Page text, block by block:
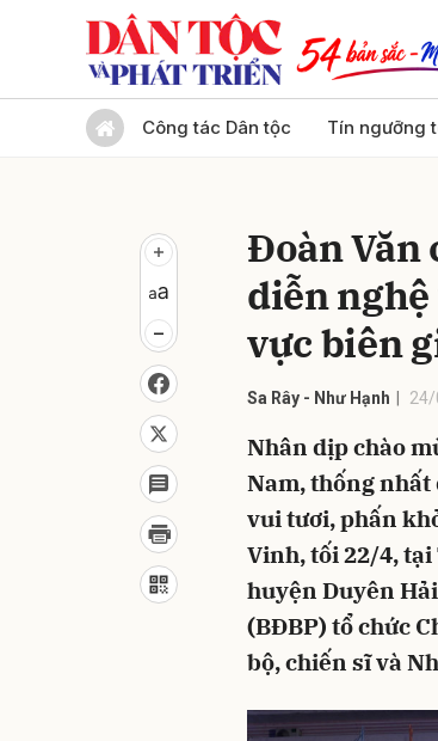
Công tác Dân tộc Tín ngưỡng
Đoàn Văn
diễn
vực biên
Sa Rây - Như Hạnh 24/
Nhân dịp chào
Nam, thống
vui tươi, phấn
Vinh, tối 22/4,
huyện Duyên
(BĐBP) tổ chức
bộ, chiến sĩ và